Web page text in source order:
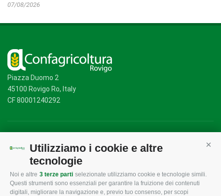
Utilizziamo i cookie e altre
tecnologie
Noi e altre 3 terze parti selezionate utilizziamo cookie e tecnologie simili.
Questi strumenti sono essenziali per garantire la fruizione dei contenuti
digitali, migliorare la navigazione e, previo tuo consenso, per scopi
07/08/2026
Piazza Duomo 2
45100 Rovigo Ro, Italy
CF 80001240292
CONFAGRICOLTURA
ROVIGO
CONFAGRICOLTURA
INFORMA